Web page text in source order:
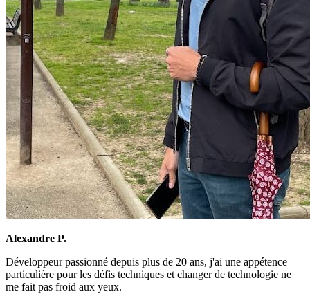
Alexandre P.
Développeur passionné depuis plus de 20 ans, j'ai une appétence
particulière pour les défis techniques et changer de technologie ne
me fait pas froid aux yeux.